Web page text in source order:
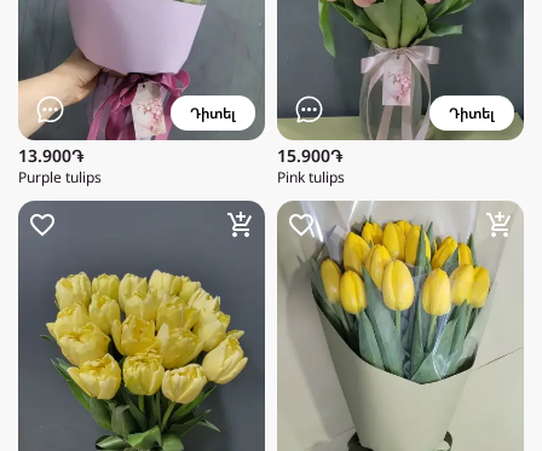
Դիտել
13.900֏
Purple tulips
Դիտել
15.900֏
Pink tulips